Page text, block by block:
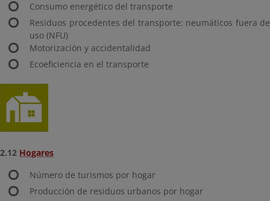
Consumo energético del transporte
Residuos procedentes del transporte: neumáticos fuera de
uso (NFU)
Motorización y accidentalidad
Ecoeficiencia en el transporte
2.12 Hogares
Número de turismos por hogar
Producción de residuos urbanos por hogar